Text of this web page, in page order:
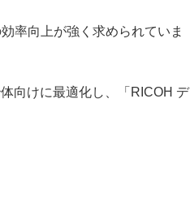
率向上が強く求められていま
向けに最適化し、「RICOH デ